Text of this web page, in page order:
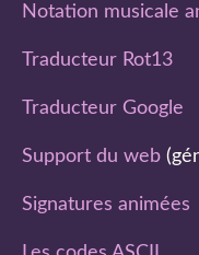
Notation musicale
Traducteur Rot13
Traducteur Google
Support du web
Signatures animées